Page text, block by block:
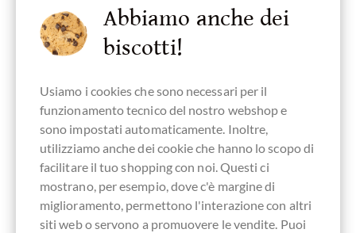
vegano
del latte
GB-ORG-05
Imballaggio
colorato
Cioccolatini
Cioccolato
Tartufo
Dolciumi
besondere
Verpackung
Abbiamo anche dei
biscotti!
Usiamo i cookies che sono necessari per il
funzionamento tecnico del nostro webshop e
sono impostati automaticamente. Inoltre,
utilizziamo anche dei cookie che hanno lo scopo di
facilitare il tuo shopping con noi. Questi ci
mostrano, per esempio, dove c'è margine di
miglioramento, permettono l'interazione con altri
siti web o servono a promuovere le vendite. Puoi